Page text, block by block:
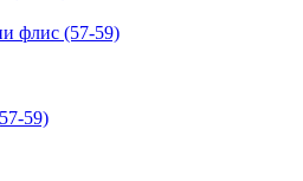
флис (57-59)
59)